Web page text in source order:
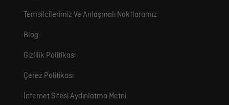
Temsilcilerimiz Ve Anlaşmalı Noktlaramız
Blog
Gizlilik Politikası
Çerez Politikası
İnternet Sitesi Aydınlatma Metni